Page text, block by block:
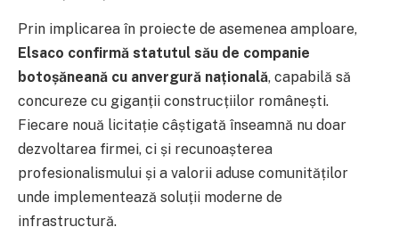
Prin implicarea în proiecte de asemenea amploare,
Elsaco confirmă statutul său de companie
botoșăneană cu anvergură națională, capabilă să
concureze cu giganții construcțiilor românești.
Fiecare nouă licitație câștigată înseamnă nu doar
dezvoltarea firmei, ci și recunoașterea
profesionalismului și a valorii aduse comunităților
unde implementează soluții moderne de
infrastructură.